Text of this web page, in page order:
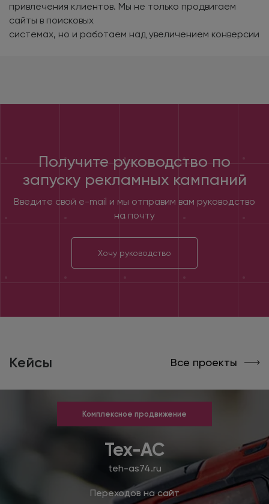
привлечения клиентов. Мы не только продвигаем
сайты в поисковых
системах, но и работаем над увеличением конверсии
Получите руководство по
запуску рекламных кампаний
Введите свой e-mail и мы отправим вам руководство
на почту
Хочу руководство
Кейсы Все проекты
Комплексное продвижение
Тех-АС
teh-as74.ru
Переходов на сайт